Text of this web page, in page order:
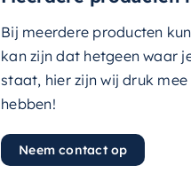
Bij meerdere producten
kan zijn dat hetgeen waar
staat, hier zijn wij druk
hebben!
Neem contact op